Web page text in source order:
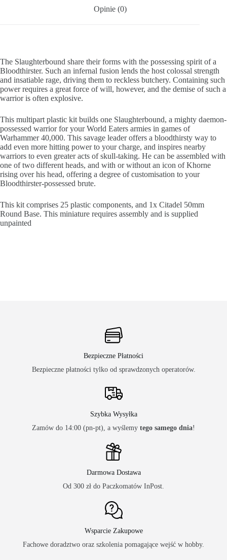
Opinie (0)
The Slaughterbound share their forms with the possessing spirit of a
Bloodthirster. Such an infernal fusion lends the host colossal strength
and insatiable rage, driving them to reckless butchery. Containing such
power requires a great force of will, however, and the demise of such a
warrior is often explosive.
This multipart plastic kit builds one Slaughterbound, a mighty daemon-
possessed warrior for your World Eaters armies in games of
Warhammer 40,000. This savage leader offers a bloodthirsty way to
add even more hitting power to your charge, and inspires nearby
warriors to even greater acts of skull-taking. He can be assembled with
one of two different heads, and with or without an icon of Khorne
rising over his head, offering a degree of customisation to your
Bloodthirster-possessed brute.
This kit comprises 25 plastic components, and 1x Citadel 50mm
Round Base. This miniature requires assembly and is supplied
unpainted
Bezpieczne Płatności
Bezpieczne płatności tylko od sprawdzonych operatorów.
Szybka Wysyłka
Zamów do 14:00 (pn-pt), a wyślemy tego samego dnia!
Darmowa Dostawa
Od 300 zł do Paczkomatów InPost.
Wsparcie Zakupowe
Fachowe doradztwo oraz szkolenia pomagające wejść w hobby.